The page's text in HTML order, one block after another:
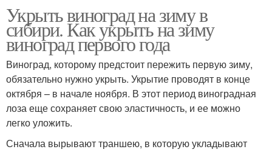
Укрыть виноград на зиму в
сибири. Как укрыть на зиму
виноград первого года
Виноград, которому предстоит пережить первую зиму,
обязательно нужно укрыть. Укрытие проводят в конце
октября – в начале ноября. В этот период виноградная
лоза еще сохраняет свою эластичность, и ее можно
легко уложить.
Сначала вырывают траншею, в которую укладывают